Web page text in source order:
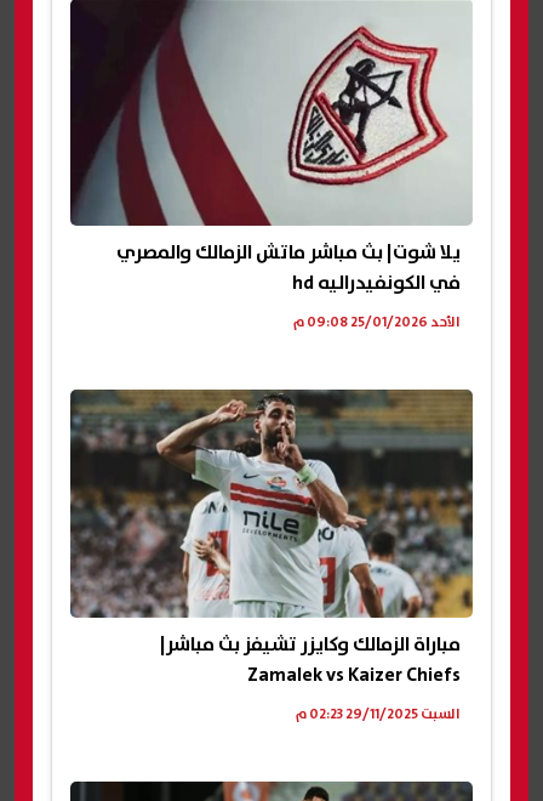
يلا شوت| بث مباشر ماتش الزمالك والمصري
في الكونفيدراليه hd
الأحد 25/01/2026 09:08 م
مباراة الزمالك وكايزر تشيفز بث مباشر|
Zamalek vs Kaizer Chiefs
السبت 29/11/2025 02:23 م